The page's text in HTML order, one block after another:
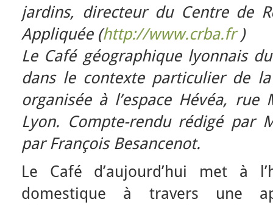
jardins, directeur du Centre de
Appliquée (http://www.crba.fr)
Le Café géographique lyonnais
dans le contexte particulier de
organisée à l’espace Hévéa, rue
Lyon. Compte-rendu rédigé par
par François Besancenot.
Le Café d’aujourd’hui met à
domestique à travers une